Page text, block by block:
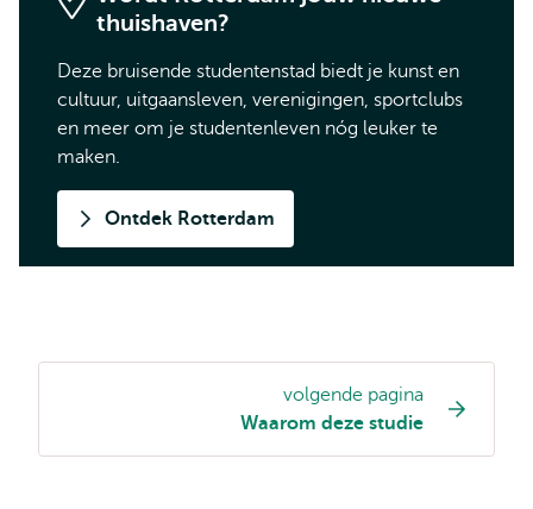
thuishaven?
Deze bruisende studentenstad biedt je kunst en
cultuur, uitgaansleven, verenigingen, sportclubs
en meer om je studentenleven nóg leuker te
maken.
Ontdek Rotterdam
volgende pagina
Waarom deze studie